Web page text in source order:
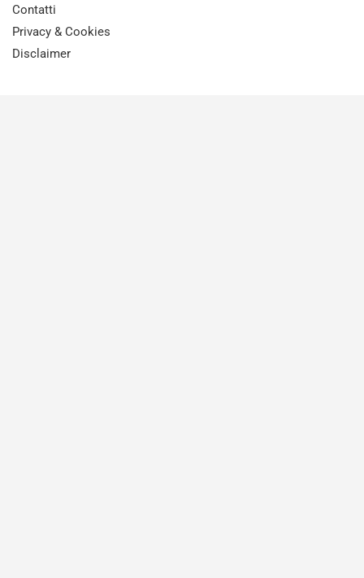
Contatti
Privacy & Cookies
Disclaimer